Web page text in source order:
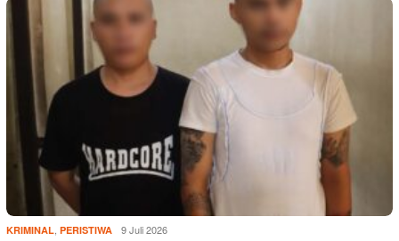
KRIMINAL PERISTIWA 9 Juli 2026